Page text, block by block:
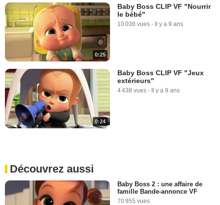
0:25
Baby Boss CLIP VF "Nourrir
le bébé"
10 038 vues - Il y a 9 ans
0:24
Baby Boss CLIP VF "Jeux
extérieurs"
4 438 vues - Il y a 9 ans
Découvrez aussi
Baby Boss 2 : une affaire de
famille Bande-annonce VF
70 955 vues